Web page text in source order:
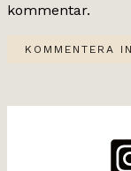
kommentar.